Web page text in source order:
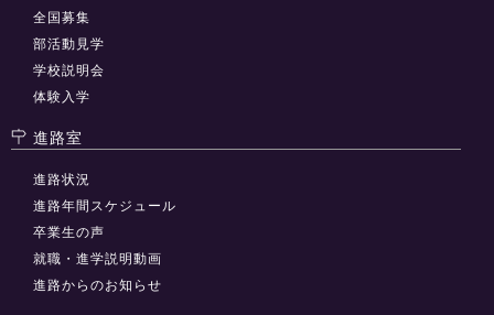
全国募集
部活動見学
学校説明会
体験入学
進路室
進路状況
進路年間スケジュール
卒業生の声
就職・進学説明動画
進路からのお知らせ